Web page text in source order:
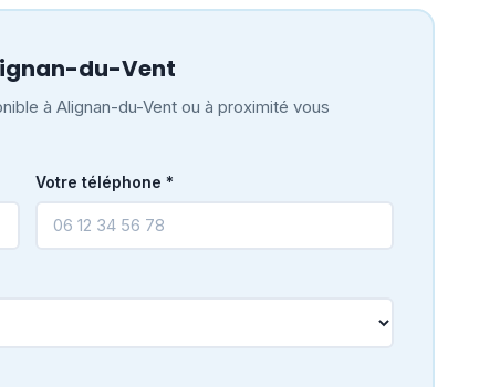
du-Vent
à Alignan-du-Vent ou à proximité vous
Votre téléphone *